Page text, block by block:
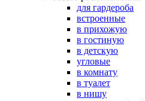
для гардероба
встроенные
в прихожую
в гостиную
в детскую
угловые
в комнату
в туалет
в нишу